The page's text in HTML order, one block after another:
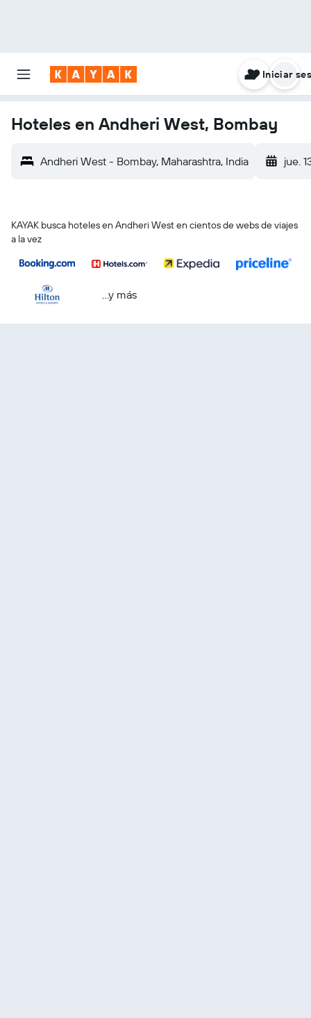
Iniciar
Hoteles en Andheri West, Bombay
Andheri West - Bombay, Maharashtra, India jue.
KAYAK busca hoteles en Andheri West en cientos de webs de viajes
a la vez
...y más